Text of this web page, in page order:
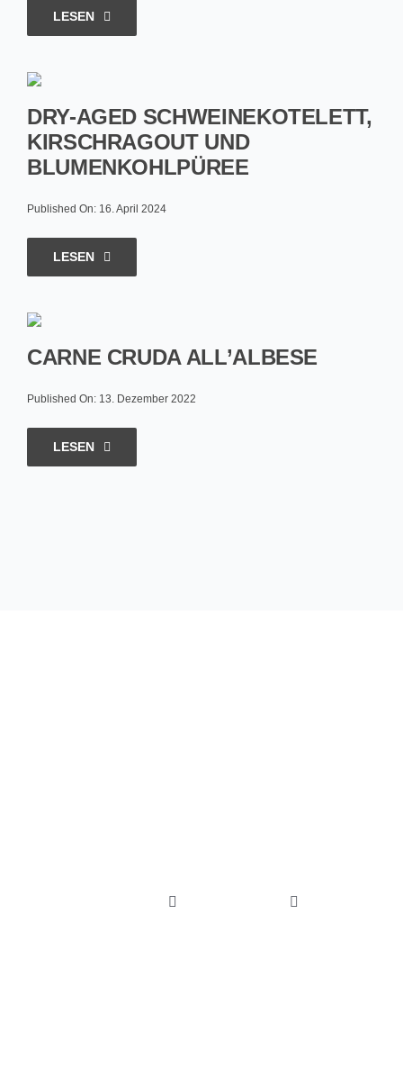
LESEN
DRY-AGED SCHWEINEKOTELETT,
KIRSCHRAGOUT UND
BLUMENKOHLPÜREE
Published On: 16. April 2024
LESEN
CARNE CRUDA ALL’ALBESE
Published On: 13. Dezember 2022
LESEN
Toggle
Toggle